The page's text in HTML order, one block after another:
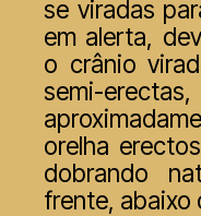
se viradas
em alerta,
o crânio
semi-
orelha
dobrando
frente, abaixo